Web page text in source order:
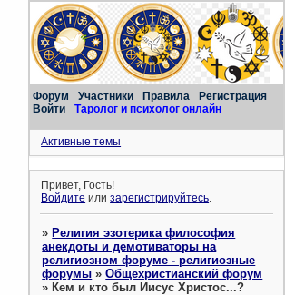
Форум Участники Правила
Регистрация
Войти
Таролог и психолог онлайн
Активные темы
Привет, Гость!
Войдите илизарегистрируйтесь.
»Религия эзотерика философия
анекдоты и демотиваторы на
религиозном форуме - религиозные
форумы »Общехристианский форум
»Кем и кто был Иисус Христос...?